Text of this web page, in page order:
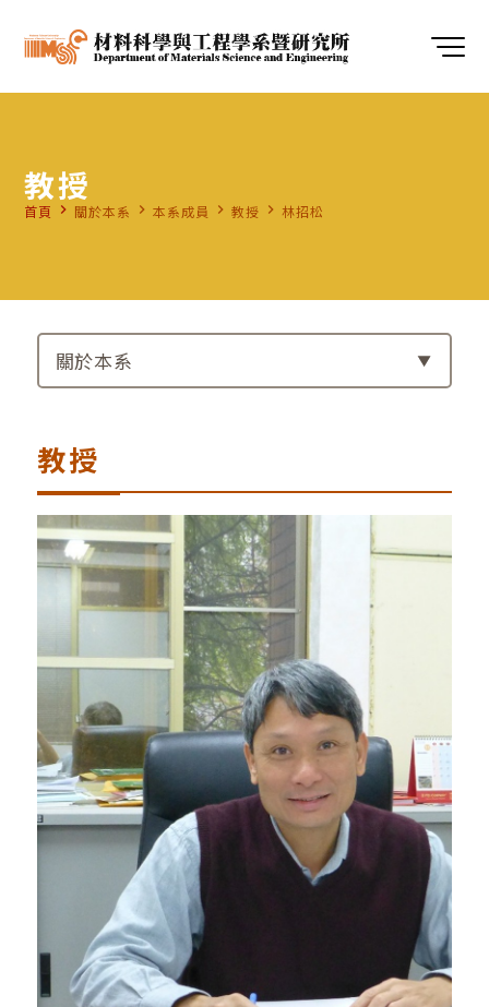
教授
首頁 navigate_next 關於本系 navigate_next 本系成員 navigate_next 教授 navigate_next 林招松
關於本系
教授